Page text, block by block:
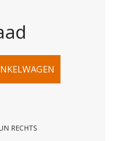
RECHTS